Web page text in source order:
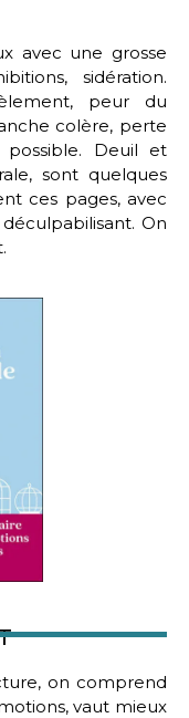
avec une grosse
sidération.
peur du
colère, perte
possible. Deuil et
sont quelques
ces pages, avec
On
on comprend
vaut mieux